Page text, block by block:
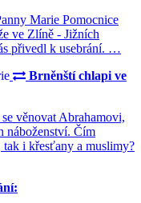
Marie Pomocnice
ve Zlíně - Jižních
přivedl k usebrání. …
Brněnští chlapi ve
věnovat Abrahamovi,
náboženství. Čím
i křesťany a muslimy?